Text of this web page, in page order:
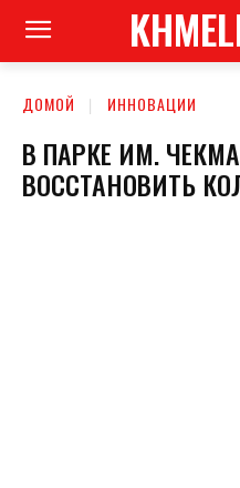
ДОМОЙ ИННОВАЦИИ
В ПАРКЕ ИМ.
ВОССТАНОВИТЬ